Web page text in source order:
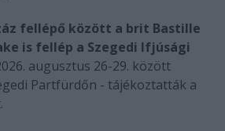
fellépő között a brit Bastille
is fellép a Szegedi Ifjúsági
augusztus 26-29. között
Partfürdőn - tájékoztatták a